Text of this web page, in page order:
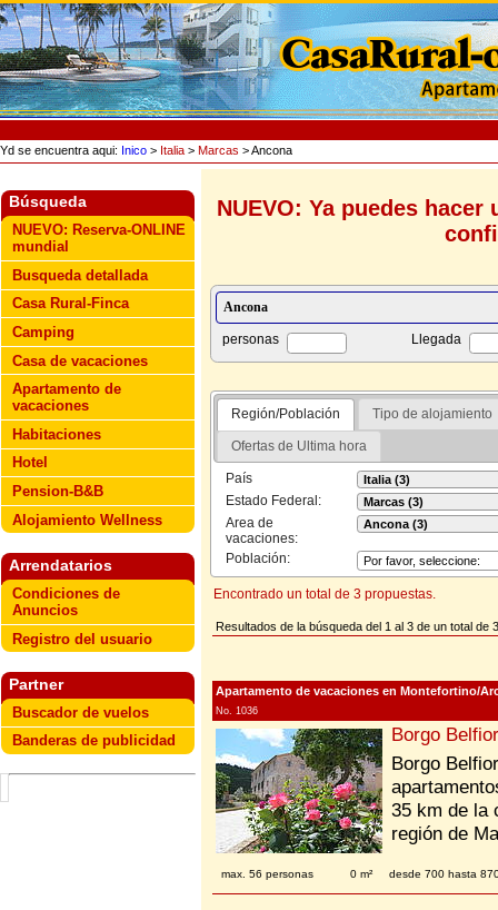
Yd se encuentra aqui: Inico > Italia > Marcas > Ancona
Búsqueda
NUEVO: Reserva-ONLINE
mundial
Busqueda detallada
Casa Rural-Finca
Camping
Casa de vacaciones
Apartamento de
vacaciones
Habitaciones
Hotel
Pension-B&B
Alojamiento Wellness
Arrendatarios
Condiciones de
Anuncios
Registro del usuario
Partner
Buscador de vuelos
Banderas de publicidad
NUEVO: Ya puedes
personas Llegada
Región/Población Tipo de alojamiento
Ofertas de Ultima hora
País
Estado Federal:
Area de
vacaciones:
Población:
Encontrado un total de 3 propuestas.
Resultados de la búsqueda del 1 al 3 de un total de
Apartamento de vacaciones en Montefortino/
No. 1036
Borgo
Borgo
35 km de la
región de
max. 56 personas 0 m² desde 700 hasta